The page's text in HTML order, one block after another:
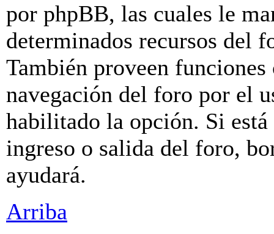
por phpBB, las cuales le
determinados recursos del
También proveen
navegación del foro por el
habilitado la opción. Si
ingreso o salida del foro,
ayudará.
Arriba